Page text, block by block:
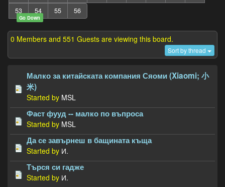
53
54 55 56
Go Down
0 Members and 551 Guests are viewing this board.
Sort by thread
Малко за китайската компания Сяоми (Xiaomi; 小
米)
Started by MSL
Фаст фууд -- малко по въпроса
Started by MSL
Да се завърнеш в бащината къща
Started by И.
Търся си гадже
Started by И.